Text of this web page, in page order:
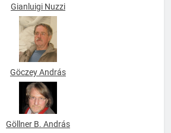
Gianluigi Nuzzi
Göczey András
Göllner B. András